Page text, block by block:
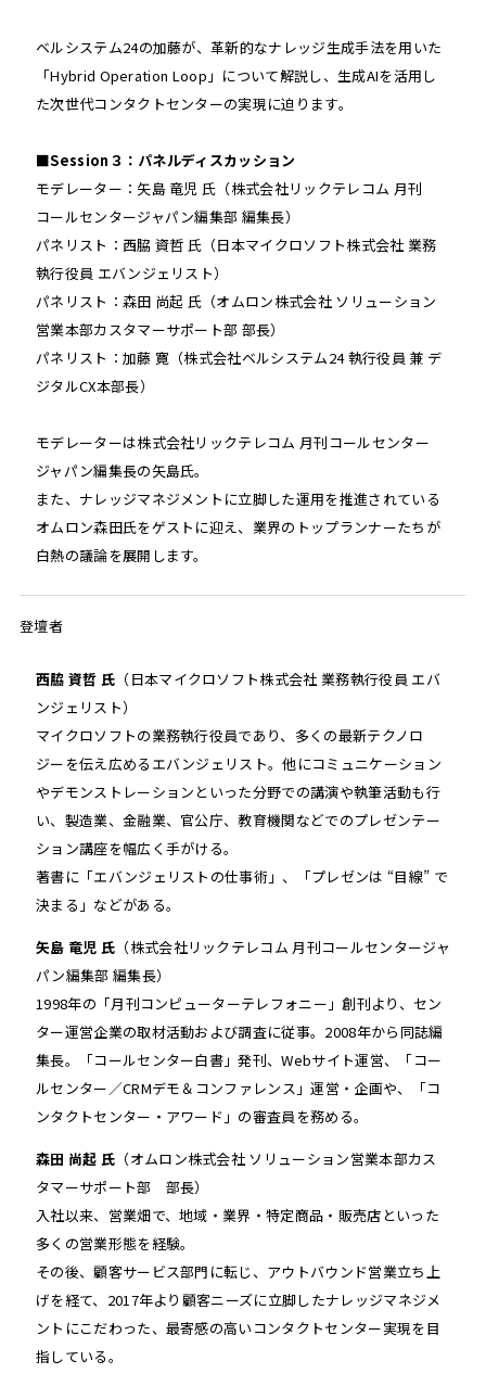
ベルシステム24の加藤が、革新的なナレッジ生成手法を用いた
「Hybrid Operation Loop」について解説し、生成AIを活用し
た次世代コンタクトセンターの実現に迫ります。
■Session３：パネルディスカッション
モデレーター：矢島 竜児 氏（株式会社リックテレコム 月刊
コールセンタージャパン編集部 編集長）
パネリスト：西脇 資哲 氏（日本マイクロソフト株式会社 業務
執行役員 エバンジェリスト）
パネリスト：森田 尚起 氏（オムロン株式会社 ソリューション
営業本部カスタマーサポート部 部長）
パネリスト：加藤 寛（株式会社ベルシステム24 執行役員 兼 デ
ジタルCX本部長）
モデレーターは株式会社リックテレコム 月刊コールセンター
ジャパン編集長の矢島氏。
また、ナレッジマネジメントに立脚した運用を推進されている
オムロン森田氏をゲストに迎え、業界のトップランナーたちが
白熱の議論を展開します。
登壇者
西脇 資哲 氏 （日本マイクロソフト株式会社 業務執行役員 エバ
ンジェリスト）
マイクロソフトの業務執行役員であり、多くの最新テクノロ
ジーを伝え広めるエバンジェリスト。他にコミュニケーション
やデモンストレーションといった分野での講演や執筆活動も行
い、製造業、金融業、官公庁、教育機関などでのプレゼンテー
ション講座を幅広く手がける。
著書に「エバンジェリストの仕事術」、「プレゼンは “目線” で
決まる」などがある。
矢島 竜児 氏 （株式会社リックテレコム 月刊コールセンタージャ
パン編集部 編集長）
1998年の「月刊コンピューターテレフォニー」創刊より、セン
ター運営企業の取材活動および調査に従事。2008年から同誌編
集長。「コールセンター白書」発刊、Webサイト運営、「コー
ルセンター／CRMデモ＆コンファレンス」運営・企画や、「コ
ンタクトセンター・アワード 」の審査員を務める。
森田 尚起 氏 （オムロン株式会社 ソリューション営業本部カス
タマーサポート部 部長）
入社以来、営業畑で、地域・業界・特定商品・販売店といった
多くの営業形態を経験。
その後、顧客サービス部門に転じ、アウトバウンド営業立ち上
げを経て、2017年より顧客ニーズに立脚したナレッジマネジメ
ントにこだわった、最寄感の高いコンタクトセンター実現を目
指している。